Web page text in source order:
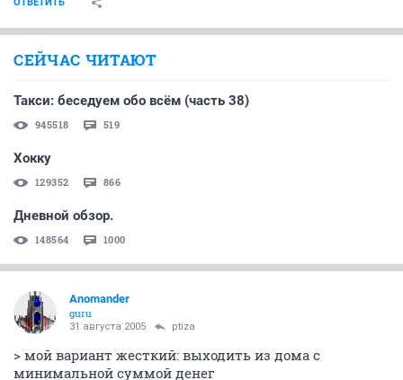
СЕЙЧАС ЧИТАЮТ
Такси: беседуем обо всём (часть 38)
945518 519
Хокку
129352 866
Дневной обзор.
148564 1000
Anomander
guru
31 августа 2005 ptiza
> мой вариант жесткий: выходить из дома с
минимальной суммой денег